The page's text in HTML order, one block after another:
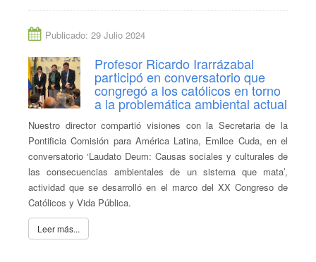
Publicado: 29 Julio 2024
Profesor Ricardo Irarrázabal
participó en conversatorio que
congregó a los católicos en torno
a la problemática ambiental actual
Nuestro director compartió visiones con la Secretaria de la
Pontificia Comisión para América Latina, Emilce Cuda, en el
conversatorio ‘Laudato Deum: Causas sociales y culturales de
las consecuencias ambientales de un sistema que mata’,
actividad que se desarrolló en el marco del XX Congreso de
Católicos y Vida Pública.
Leer más...